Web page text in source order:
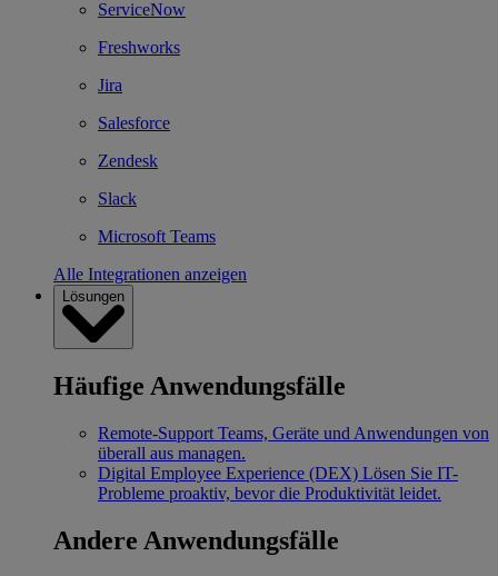
ServiceNow
Freshworks
Jira
Salesforce
Zendesk
Slack
Microsoft Teams
Alle Integrationen anzeigen
Lösungen
Häufige Anwendungsfälle
Remote-Support Teams, Geräte und Anwendungen von
überall aus managen.
Digital Employee Experience (DEX) Lösen Sie IT-
Probleme proaktiv, bevor die Produktivität leidet.
Andere Anwendungsfälle